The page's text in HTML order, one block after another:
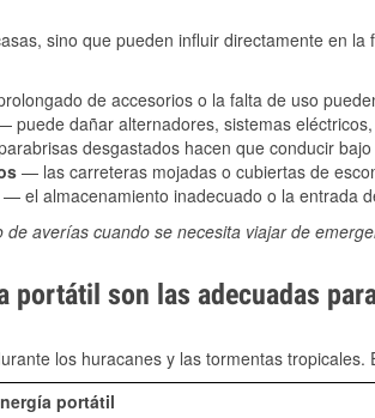
sino que pueden influir directamente en
de accesorios o la falta de uso
puede dañar alternadores, sistemas
desgastados hacen que conducir
— las carreteras mojadas o cubiertas de
— el almacenamiento inadecuado o la entrada
averías cuando se necesita viajar de
portátil son las adecuadas
los huracanes y las tormentas
portátil